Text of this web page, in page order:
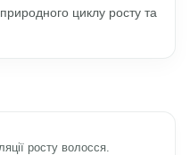
циклу росту та
росту волосся.